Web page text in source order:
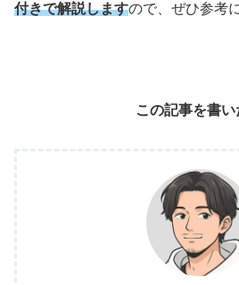
付きで解説しますので、ぜひ参考
この記事を書い